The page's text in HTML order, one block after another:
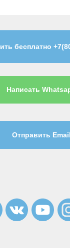
бесплатно
Написать
Отправить Email